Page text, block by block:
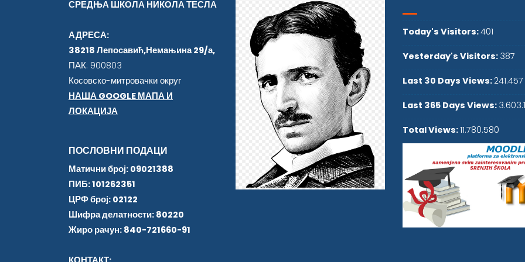
СРЕДЊА ШКОЛА НИКОЛА ТЕСЛА
АДРЕСА:
38218 Лепосавић,Немањина 29/а,
ПАК: 900803
Косовско-митровачки округ
НАША GOOGLE МАПА И
ЛОКАЦИЈА
ПОСЛОВНИ ПОДАЦИ
Матични број: 09021388
ПИБ: 101262351
ЦРФ број: 02122
Шифра делатности: 80220
Жиро рачун: 840-721660-91
Today's Visitors:401
Yesterday's Visitors: 387
Last 30 Days Views: 241.457
Last 365 Days Views:
Total Views:11.780.580